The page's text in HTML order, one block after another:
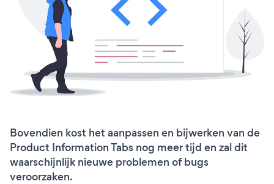
Bovendien kost het aanpassen en bijwerken van de
Product Information Tabs nog meer tijd en zal dit
waarschijnlijk nieuwe problemen of bugs
veroorzaken.